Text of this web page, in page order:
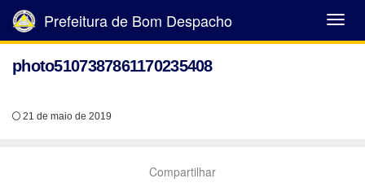
Abrir
Menu
Prefeitura de Bom Despacho
photo5107387861170235408
21 de maio de 2019
Compartilhar